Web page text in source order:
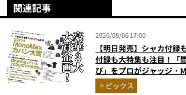
関連記事
2026/08/06 17:00
【明日発売】シャカ付録
付録も大特集も注目！「
び」をプロがジャッジ・
次を公開
トピックス